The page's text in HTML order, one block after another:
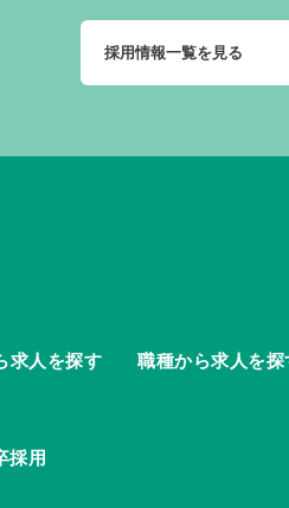
採用情報一覧を見る
求人を探す 職種から求人を探
採用